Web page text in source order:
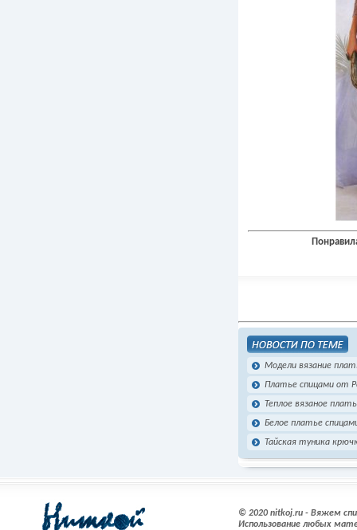
Модели вязание
Платье спицами от
Теплое вязаное
Белое платье
Тайская туника
© 2020 nitkoj.ru - Вяжем
Использование любых